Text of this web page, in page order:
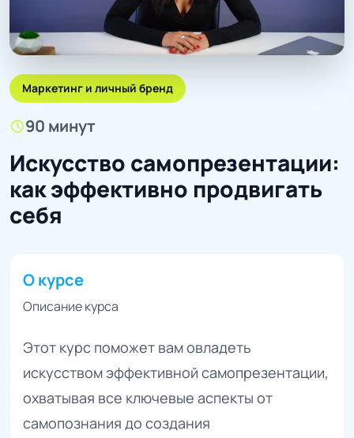
Маркетинг и личный бренд
schedule90 минут
Искусство самопрезентации:
как эффективно продвигать
себя
О курсе
Описание курса
Этот курс поможет вам овладеть
искусством эффективной самопрезентации,
охватывая все ключевые аспекты от
самопознания до создания